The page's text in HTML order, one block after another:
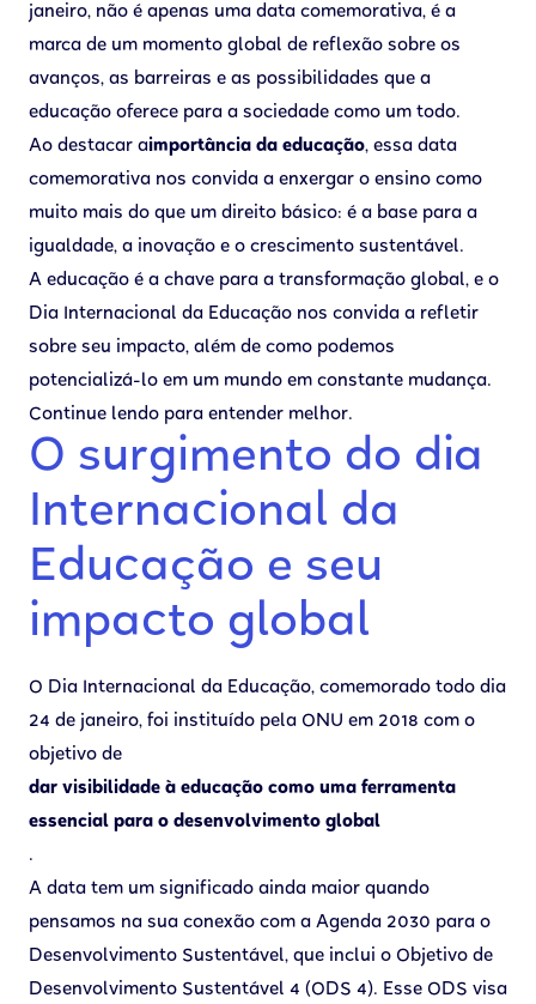
janeiro, não é apenas uma data comemorativa, é a
marca de um momento global de reflexão sobre os
avanços, as barreiras e as possibilidades que a
educação oferece para a sociedade como um todo.
Ao destacar aimportância da educação, essa data
comemorativa nos convida a enxergar o ensino como
muito mais do que um direito básico: é a base para a
igualdade, a inovação e o crescimento sustentável.
A educação é a chave para a transformação global, e o
Dia Internacional da Educação nos convida a refletir
sobre seu impacto, além de como podemos
potencializá-lo em um mundo em constante mudança.
Continue lendo para entender melhor.
O surgimento do dia
Internacional da
Educação e seu
impacto global
O Dia Internacional da Educação, comemorado todo dia
24 de janeiro, foi instituído pela ONU em 2018 com o
objetivo de
dar visibilidade à educação como uma ferramenta
essencial para o desenvolvimento global
.
A data tem um significado ainda maior quando
pensamos na sua conexão com a Agenda 2030 para o
Desenvolvimento Sustentável, que inclui o Objetivo de
Desenvolvimento Sustentável 4 (ODS 4). Esse ODS visa